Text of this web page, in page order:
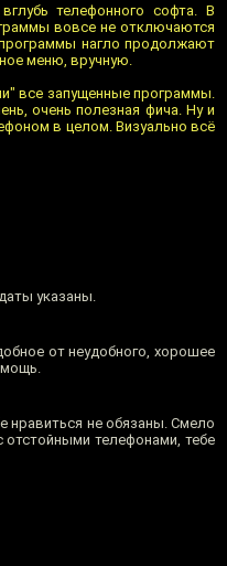
телефонного софта. В
вовсе не отключаются
нагло продолжают
меню, вручную.
все запущенные программы.
очень полезная фича. Ну и
в целом. Визуально всё
указаны.
от неудобного, хорошее
нравиться не обязаны. Смело
отстойными телефонами, тебе